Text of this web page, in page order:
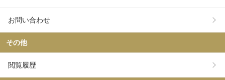
お問い合わせ
その他
閲覧履歴